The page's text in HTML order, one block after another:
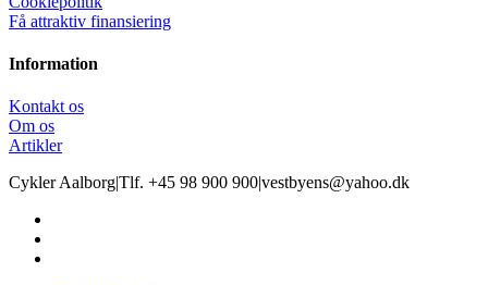
Få attraktiv finansiering
Information
Kontakt os
Om os
Artikler
Cykler Aalborg|Tlf. +45 98 900 900|vestbyens@yahoo.dk